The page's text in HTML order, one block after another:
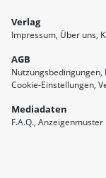
Verlag
Impressum Über uns
AGB
Nutzungsbedingungen
Cookie-Einstellungen
Mediadaten
F.A.Q. Anzeigenmuster